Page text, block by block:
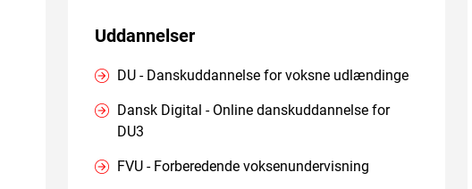
Uddannelser
DU - Danskuddannelse for voksne udlændinge
Dansk Digital - Online danskuddannelse for
DU3
FVU - Forberedende voksenundervisning